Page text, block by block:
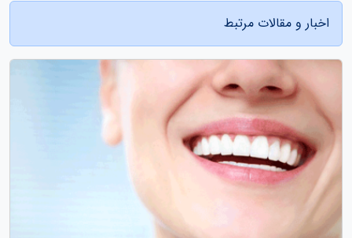
اخبار و مقالات مرتبط